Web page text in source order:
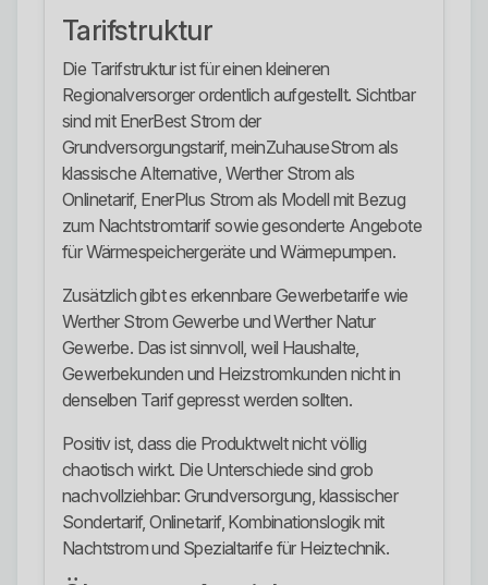
Tarifstruktur
Die Tarifstruktur ist für einen kleineren
Regionalversorger ordentlich aufgestellt. Sichtbar
sind mit EnerBest Strom der
Grundversorgungstarif, meinZuhauseStrom als
klassische Alternative, Werther Strom als
Onlinetarif, EnerPlus Strom als Modell mit Bezug
zum Nachtstromtarif sowie gesonderte Angebote
für Wärmespeichergeräte und Wärmepumpen.
Zusätzlich gibt es erkennbare Gewerbetarife wie
Werther Strom Gewerbe und Werther Natur
Gewerbe. Das ist sinnvoll, weil Haushalte,
Gewerbekunden und Heizstromkunden nicht in
denselben Tarif gepresst werden sollten.
Positiv ist, dass die Produktwelt nicht völlig
chaotisch wirkt. Die Unterschiede sind grob
nachvollziehbar: Grundversorgung, klassischer
Sondertarif, Onlinetarif, Kombinationslogik mit
Nachtstrom und Spezialtarife für Heiztechnik.